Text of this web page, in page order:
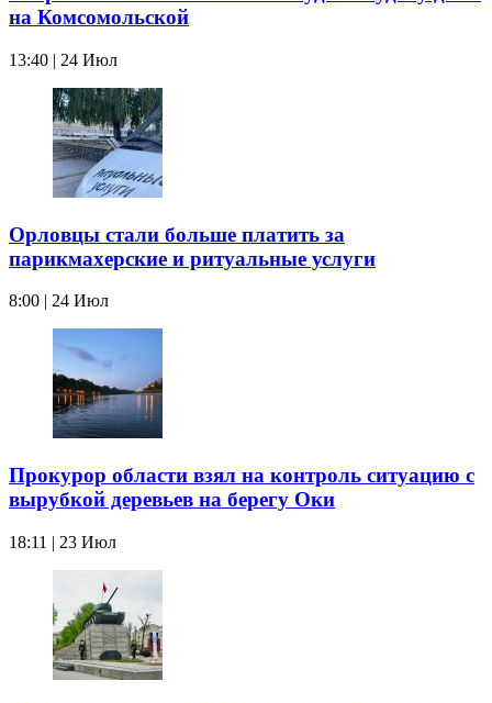
на Комсомольской
13:40 | 24 Июл
Орловцы стали больше платить за
парикмахерские и ритуальные услуги
8:00 | 24 Июл
Прокурор области взял на контроль ситуацию с
вырубкой деревьев на берегу Оки
18:11 | 23 Июл